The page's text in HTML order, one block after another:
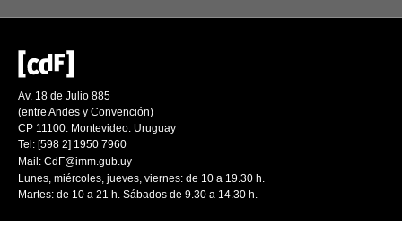
Av. 18 de Julio 885
(entre Andes y Convención)
CP 11100. Montevideo. Uruguay
Tel: [598 2] 1950 7960
Mail: CdF@imm.gub.uy
Lunes, miércoles, jueves, viernes: de 10 a 19.30 h.
Martes: de 10 a 21 h. Sábados de 9.30 a 14.30 h.